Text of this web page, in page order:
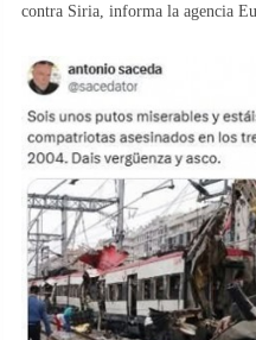
contra Siria, informa la agencia